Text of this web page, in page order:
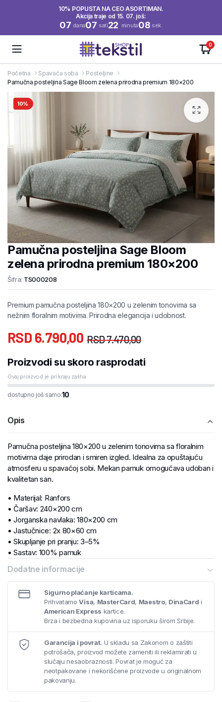
10% POPUSTA NA CEO ASORTIMAN.
Akcija traje od 15. 07. još:
07 dana07 sati22 minuta08 sek.
0
Početna Spavaća soba
Posteljine
Pamučna posteljina Sage Bloom zelena prirodna premium 180×200
10%
Pamučna posteljina Sage Bloom
zelena prirodna premium 180×200
Šifra: TS000208
Premium pamučna posteljina 180×200 u zelenim tonovima sa
nežnim floralnim motivima. Prirodna elegancija i udobnost.
RSD7.470,00
RSD 6.790,00
Proizvodi su skoro rasprodati
Ovaj proizvod je pri kraju zaliha
dostupno još samo:10
Opis
Pamučna posteljina 180×200 u zelenim tonovima sa floralnim
motivima daje prirodan i smiren izgled. Idealna za opuštajuću
atmosferu u spavaćoj sobi. Mekan pamuk omogućava udoban i
kvalitetan san.
• Materijal: Ranfors
• Čaršav: 240×200 cm
• Jorganska navlaka: 180×200 cm
• Jastučnice: 2x 80×60 cm
• Skupljanje pri pranju: 3–5%
• Sastav: 100% pamuk
• Gramatura: 125 g/m²
Dodatne informacije
Sigurno plaćanje karticama.
PrihvatamoVisa, MasterCard, Maestro, DinaCard i
American Express kartice.
Brza i bezbedna kupovina uz isporuku širom Srbije.
Garancija i povrat. U skladu sa Zakonom o zaštiti
potrošača, proizvod možete zameniti ili reklamirati u
slučaju nesaobraznosti. Povrat je moguć za
neotpakovane i nekorišćene proizvode u originalnom
pakovanju.